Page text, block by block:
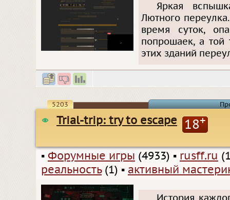
Яркая
Лютного
время суток,
попрошаек, а той
этих зданий
5203
Trial-trip: try to escape 18+
▪ Форумные игры (4933) ▪ rusff.ru
реальность(1) ▪ активный